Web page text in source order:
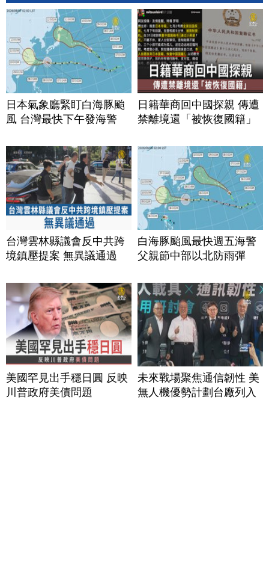
日本氣象廳緊盯白海豚颱
風 台灣最快下午發海警
日籍華商回中國探親 傳遭
禁離境還「被恢復國籍」
台灣雲林縣議會反中共跨
境鎮壓提案 無異議通過
白海豚颱風最快週五海警
父親節中部以北防雨彈
美國罕見出手穩日圓 反映
川普政府美債問題
未來戰場聚焦通信韌性 美
無人機優勢計劃台廠列入